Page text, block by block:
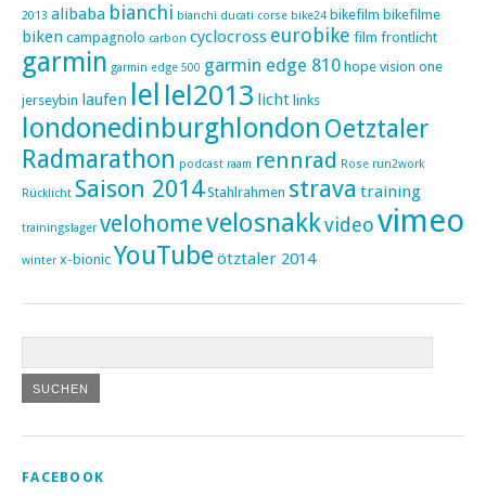
2013 alibaba bianchi bianchi ducati corse bike24 bikefilm bikefilme
biken campagnolo carbon cyclocross eurobike film frontlicht
garmin garmin edge 500 garmin edge 810 hope vision one
jerseybin laufen lel lel2013 licht links
londonedinburghlondon Oetztaler
Radmarathon podcast raam rennrad Rose run2work
Rücklicht Saison 2014 Stahlrahmen strava training
trainingslager velohomevelosnakkvideovimeo
winter x-bionic YouTubeötztaler 2014
FACEBOOK